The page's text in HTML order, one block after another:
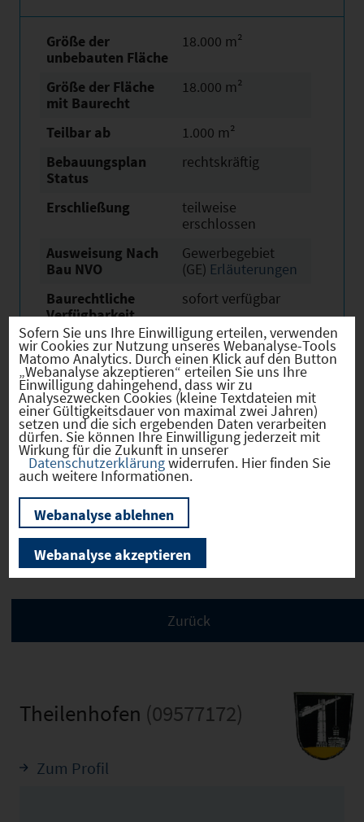
Größe der
unbebauten Fläche
18.000 m²
Größe der Fläche
mit Baurecht
18.000 m²
Teilbar ab
1.000 m²
Bebauungsplan
Status
rechtskräftig
Erschließung
teilweise
erschlossen
Ausweisung Nach
Bau NVO
Gewerbegebiet
(GE) Erläuterungen
Baurechtliche
Verfügbarkeit
sofort verfügbar
Erwerb
sofort verfügbar
Eigentümer
privat
Verkehr
Infrastruktur
Theilenhofen (09577172)
Zum Profil
Sofern Sie uns Ihre Einwilligung erteilen, verwenden
wir Cookies zur Nutzung unseres Webanalyse-Tools
Matomo Analytics. Durch einen Klick auf den Button
„Webanalyse akzeptieren“ erteilen Sie uns Ihre
Einwilligung dahingehend, dass wir zu
Analysezwecken Cookies (kleine Textdateien mit
einer Gültigkeitsdauer von maximal zwei Jahren)
setzen und die sich ergebenden Daten verarbeiten
dürfen. Sie können Ihre Einwilligung jederzeit mit
Wirkung für die Zukunft in unserer
Datenschutzerklärungwiderrufen. Hier finden Sie
auch weitere Informationen.
Webanalyse ablehnen
Webanalyse akzeptieren